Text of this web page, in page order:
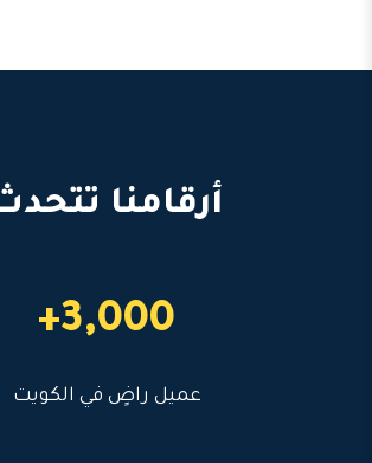
أرقامنا
3,000+
عميل راضٍ في الكويت